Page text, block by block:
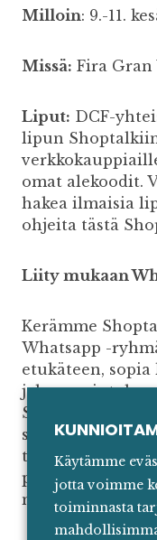
Milloin: 9.-11.
Missä: Fira Gran
Liput: DCF-
lipun
omat alekoodit.
hakea ilmaisia
ohjeita tästä
Liity mukaan
Kerämme
Whatsapp -
etukäteen,
jakaa
Shoptalkiin
sopia, missä
tarkoitettu
palveluntarjoajat
mukaan
Käytämme
jotta voimme
toiminnasta